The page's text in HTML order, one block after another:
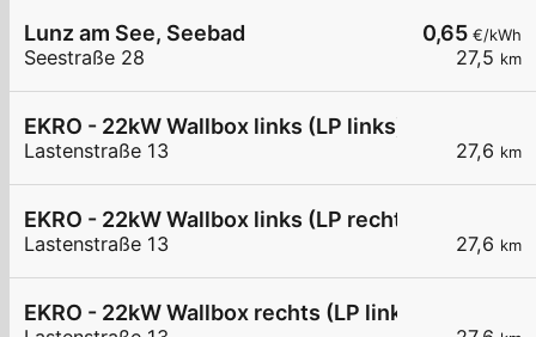
0,65 €/kWh
27,5 km
Lunz am See, Seebad
Seestraße 28
27,6 km
EKRO - 22kW Wallbox links (LP links)
Lastenstraße 13
27,6 km
EKRO - 22kW Wallbox links (LP rechts)
Lastenstraße 13
EKRO - 22kW Wallbox rechts (LP links)